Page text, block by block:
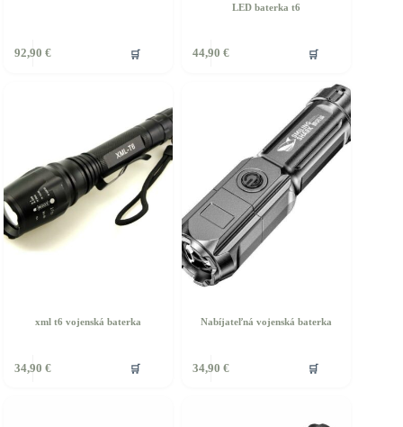
92,90 € 🛒
LED baterka t6
44,90 € 🛒
xml t6 vojenská baterka
34,90 € 🛒
Nabíjateľná vojenská baterka
34,90 € 🛒
produkt